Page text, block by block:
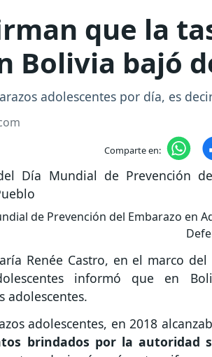
que la
Bolivia bajó
adolescentes por día, es
Comparte en:
de Prevención del Embarazo en
Renée Castro, en el marco
informó que en
adolescentes.
adolescentes, en 2018
brindados por la autoridad